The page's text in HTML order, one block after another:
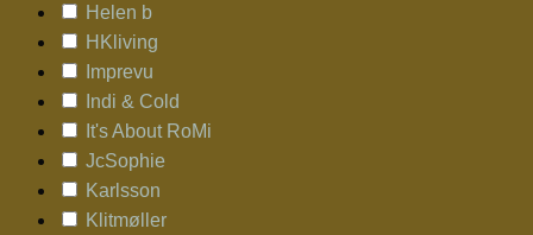
Helen b
HKliving
Imprevu
Indi & Cold
It's About RoMi
JcSophie
Karlsson
Klitmøller